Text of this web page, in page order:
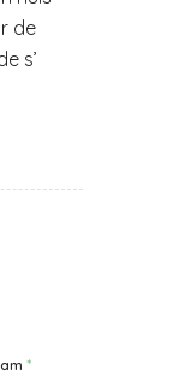
de
s’
*